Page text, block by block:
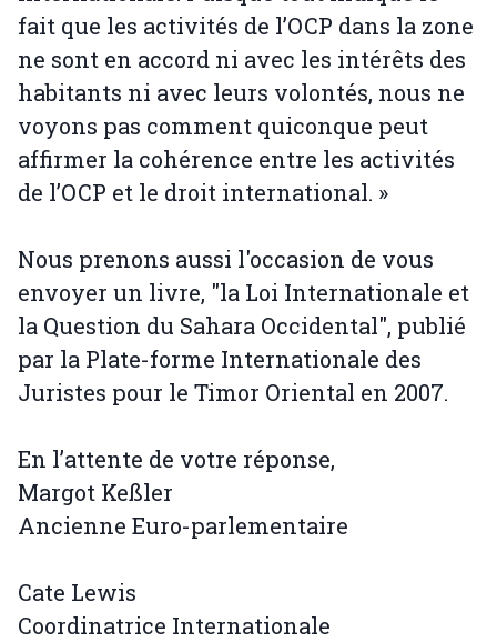
fait que les activités de l’OCP dans la zone
ne sont en accord ni avec les intérêts des
habitants ni avec leurs volontés, nous ne
voyons pas comment quiconque peut
affirmer la cohérence entre les activités
de l’OCP et le droit international. »
Nous prenons aussi l'occasion de vous
envoyer un livre, "la Loi Internationale et
la Question du Sahara Occidental", publié
par la Plate-forme Internationale des
Juristes pour le Timor Oriental en 2007.
En l’attente de votre réponse,
Margot Keßler
Ancienne Euro-parlementaire
Cate Lewis
Coordinatrice Internationale